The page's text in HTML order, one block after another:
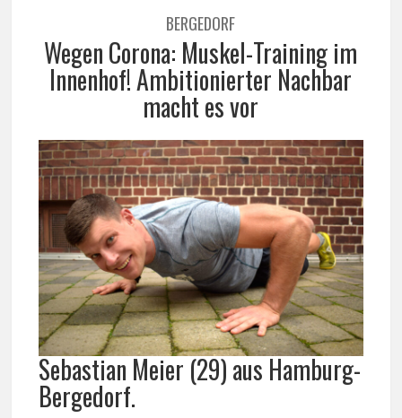
BERGEDORF
Wegen Corona: Muskel-Training im
Innenhof! Ambitionierter Nachbar
macht es vor
Sebastian Meier (29) aus Hamburg-
Bergedorf.